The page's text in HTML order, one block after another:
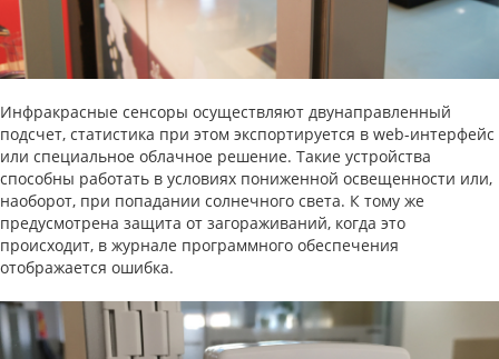
Инфракрасные сенсоры осуществляют двунаправленный
подсчет, статистика при этом экспортируется в web-интерфейс
или специальное облачное решение. Такие устройства
способны работать в условиях пониженной освещенности или,
наоборот, при попадании солнечного света. К тому же
предусмотрена защита от загораживаний, когда это
происходит, в журнале программного обеспечения
отображается ошибка.